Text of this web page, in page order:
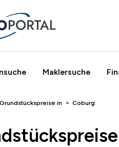
Maklersuche
Grundstückspreise in Coburg